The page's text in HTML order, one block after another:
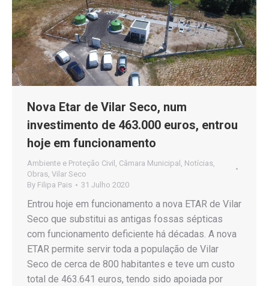
Nova Etar de Vilar Seco, num
investimento de 463.000 euros, entrou
hoje em funcionamento
Ambiente e Proteção Civil , Câmara Municipal , Notícias,
Obras, Vilar Seco
By Filipa Pais 31 Julho 2020
Entrou hoje em funcionamento a nova ETAR de Vilar
Seco que substitui as antigas fossas sépticas
com funcionamento deficiente há décadas. A nova
ETAR permite servir toda a população de Vilar
Seco de cerca de 800 habitantes e teve um custo
total de 463.641 euros, tendo sido apoiada por